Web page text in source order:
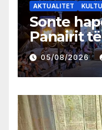
AKTUALITET
Sonte
Panairit
05/08/2026